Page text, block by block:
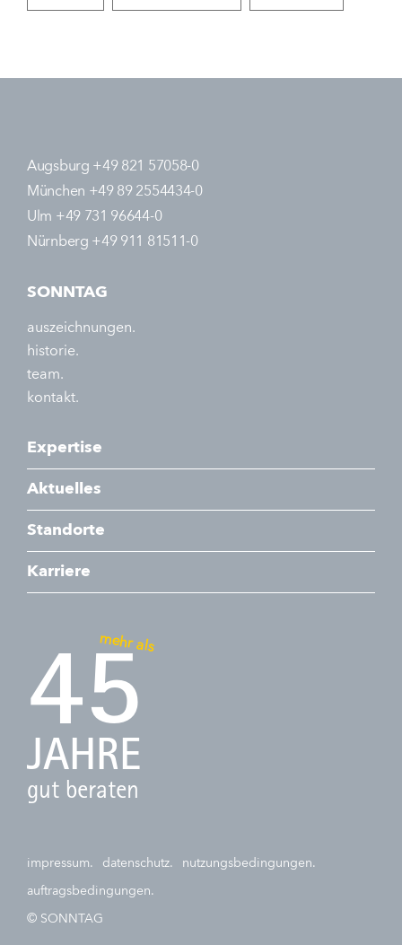
Augsburg +49 821 57058-0
München +49 89 2554434-0
Ulm +49 731 96644-0
Nürnberg +49 911 81511-0
SONNTAG
auszeichnungen.
historie.
team.
kontakt.
Expertise
Aktuelles
Standorte
Karriere
mehr als
45
JAHRE
gut beraten
impressum. datenschutz. nutzungsbedingungen.
auftragsbedingungen.
© SONNTAG